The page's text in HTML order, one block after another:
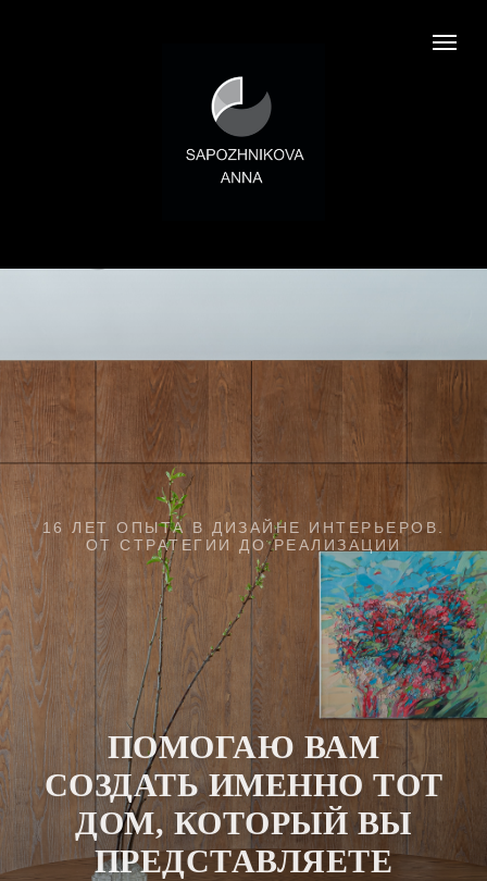
16 ЛЕТ ОПЫТА В ДИЗАЙНЕ ИНТЕРЬЕРОВ.
ОТ СТРАТЕГИИ ДО РЕАЛИЗАЦИИ
ПОМОГАЮ ВАМ
СОЗДАТЬ ИМЕННО ТОТ
ДОМ, КОТОРЫЙ ВЫ
ПРЕДСТАВЛЯЕТЕ